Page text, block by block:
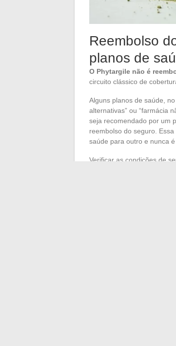
Reembolso
planos de
O Phytargile não é
circuito clássico de
Alguns planos de saúde,
alternativas” ou “farmácia
seja recomendado por um
reembolso do seguro.
saúde para outro e nunca
Verificar as condições de